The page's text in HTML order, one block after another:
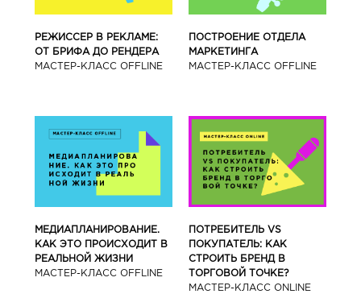
РЕЖИССЕР В РЕКЛАМЕ:
ОТ БРИФА ДО РЕНДЕРА
МАСТЕР-КЛАСС OFFLINE
ПОСТРОЕНИЕ ОТДЕЛА
МАРКЕТИНГА
МАСТЕР-КЛАСС OFFLINE
МЕДИАПЛАНИРОВАНИЕ.
КАК ЭТО ПРОИСХОДИТ В
РЕАЛЬНОЙ ЖИЗНИ
МАСТЕР-КЛАСС OFFLINE
ПОТРЕБИТЕЛЬ VS
ПОКУПАТЕЛЬ: КАК
СТРОИТЬ БРЕНД В
ТОРГОВОЙ ТОЧКЕ?
МАСТЕР-КЛАСС ONLINE